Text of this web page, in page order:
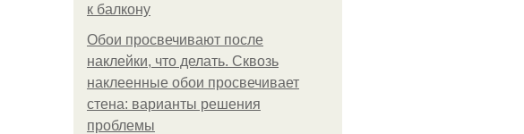
к балкону
Обои просвечивают после
наклейки, что делать. Сквозь
наклеенные обои просвечивает
стена: варианты решения
проблемы